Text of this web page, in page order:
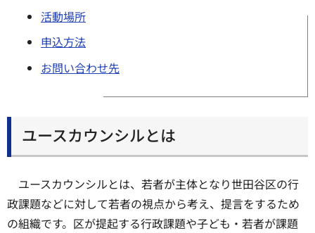
活動場所
申込方法
お問い合わせ先
ユースカウンシルとは
ユースカウンシルとは、若者が主体となり世田谷区の行
政課題などに対して若者の視点から考え、提言をするため
の組織です。区が提起する行政課題や子ども・若者が課題